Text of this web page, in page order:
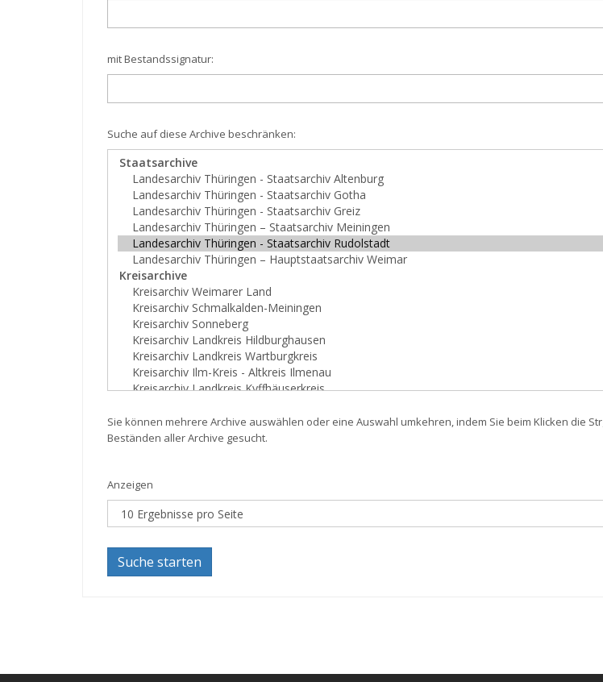
mit Bestandssignatur:
Suche auf diese Archive beschränken:
Sie können mehrere Archive auswählen oder eine Auswahl umkehren, indem Sie beim Klicken die
Beständen aller Archive gesucht.
Anzeigen
Suche starten